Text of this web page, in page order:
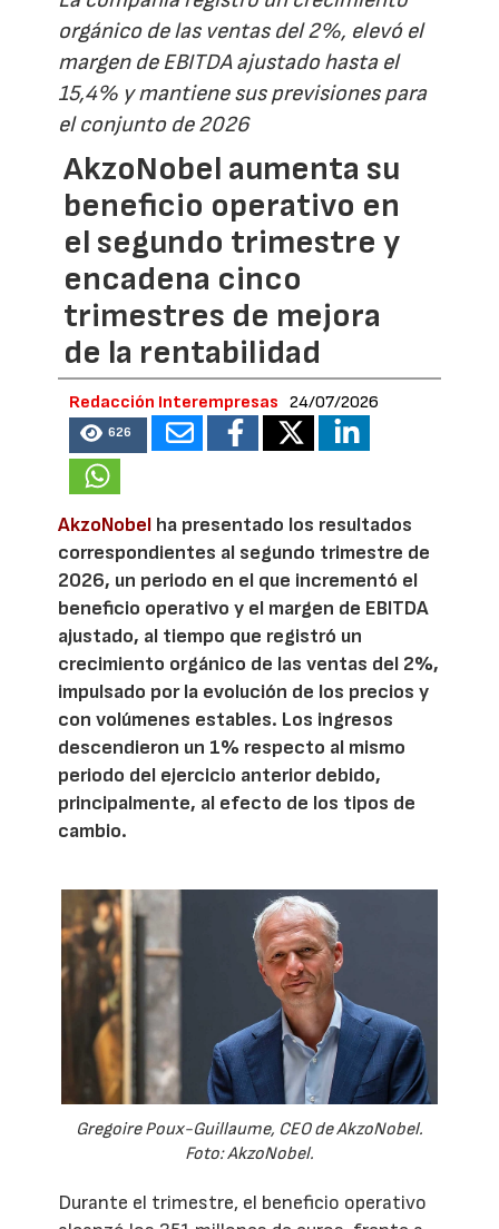
orgánico de las ventas del 2%, elevó el
margen de EBITDA ajustado hasta el
15,4% y mantiene sus previsiones para
el conjunto de 2026
AkzoNobel aumenta su
beneficio operativo en
el segundo trimestre y
encadena cinco
trimestres de mejora
de la rentabilidad
Redacción Interempresas 24/07/2026
626
AkzoNobel ha presentado los resultados
correspondientes al segundo trimestre de
2026, un periodo en el que incrementó el
beneficio operativo y el margen de EBITDA
ajustado, al tiempo que registró un
crecimiento orgánico de las ventas del 2%,
impulsado por la evolución de los precios y
con volúmenes estables. Los ingresos
descendieron un 1% respecto al mismo
periodo del ejercicio anterior debido,
principalmente, al efecto de los tipos de
cambio.
Gregoire Poux-Guillaume, CEO de AkzoNobel.
Foto: AkzoNobel.
Durante el trimestre, el beneficio operativo